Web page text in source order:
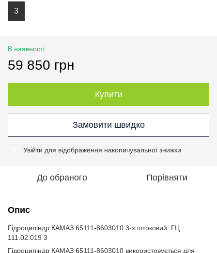
3
В наявності
59 850 грн
Купити
Замовити швидко
Увійти для відображення накопичувальної знижки
До обраного Порівняти
Опис
Гідроциліндр КАМАЗ 65111-8603010 3-х штоковий. ГЦ
111.02.019 3
Гідроциліндр КАМАЗ 65111-8603010 використовується для